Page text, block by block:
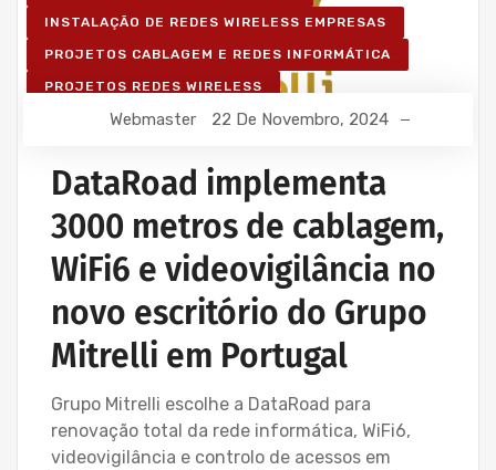
INSTALAÇÃO DE REDES WIRELESS EMPRESAS
PROJETOS CABLAGEM E REDES INFORMÁTICA
PROJETOS REDES WIRELESS
REDE ESTRUTURADA INFORMÁTICA
Webmaster 22 De Novembro, 2024
DataRoad implementa
3000 metros de cablagem,
WiFi6 e videovigilância no
novo escritório do Grupo
Mitrelli em Portugal
Grupo Mitrelli escolhe a DataRoad para
renovação total da rede informática, WiFi6,
videovigilância e controlo de acessos em